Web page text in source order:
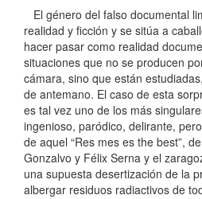
El género del falso documental
realidad y ficción y se sitúa a
hacer pasar como realidad
situaciones que no se producen
cámara, sino que están
de antemano. El caso de esta
es tal vez uno de los más
ingenioso, paródico, delirante,
de aquel “Res mes es the best”,
Gonzalvo y Félix Serna y el
una supuesta desertización de la
albergar residuos radiactivos de